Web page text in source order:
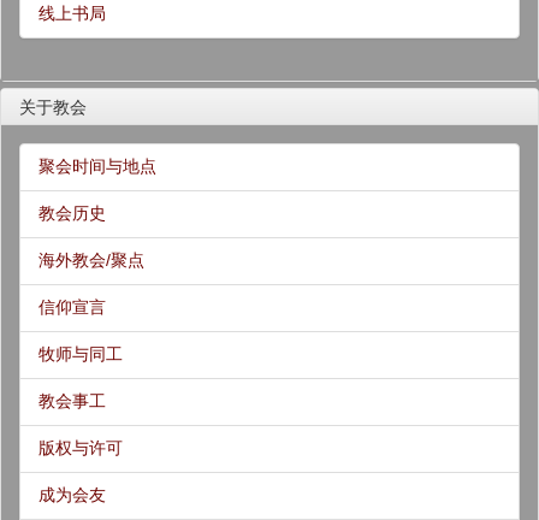
线上书局
关于教会
聚会时间与地点
教会历史
海外教会/聚点
信仰宣言
牧师与同工
教会事工
版权与许可
成为会友